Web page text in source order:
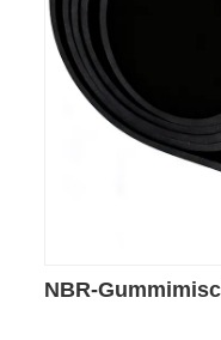
NBR-